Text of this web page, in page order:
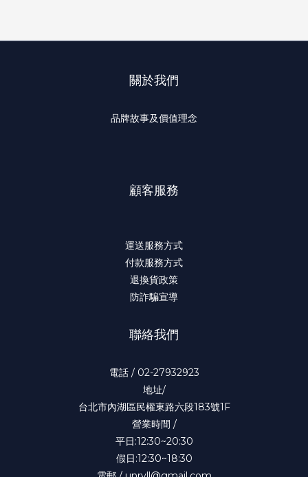
關於我們
品牌故事及價值理念
顧客服務
運送服務方式
付款服務方式
退換貨政策
防詐騙宣導
聯絡我們
電話 / 02-27932923
地址/
台北市內湖區民權東路六段183號1F
營業時間 /
平日:12:30~20:30
假日:12:30~18:30